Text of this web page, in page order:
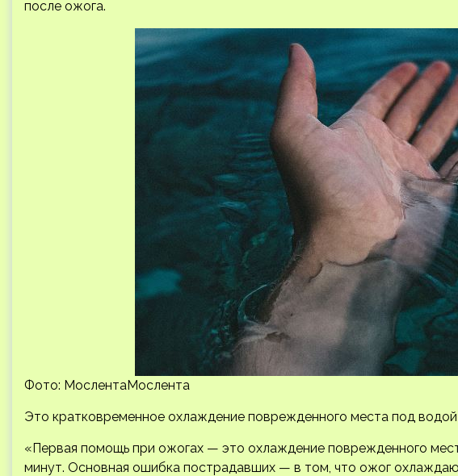
после ожога.
Фото: МослентаМослента
Это кратковременное охлаждение поврежденного места под водой
«Первая помощь при ожогах — это охлаждение поврежденного
минут. Основная ошибка пострадавших — в том, что ожог